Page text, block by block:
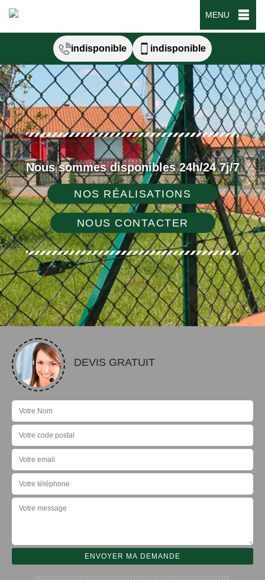
MENU
indisponible indisponible
Nous sommes disponibles 24h/24 7j/7
NOS RÉALISATIONS
NOUS CONTACTER
DEVIS GRATUIT